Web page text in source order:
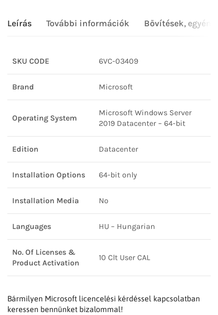
Leírás További információk Bővítések,
SKU CODE 6VC-03409
Brand Microsoft
Operating System
Microsoft Windows Server
2019 Datacenter – 64-bit
Edition Datacenter
Installation Options 64-bit only
Installation Media No
Languages HU – Hungarian
No. Of Licenses &
Product Activation
10 Clt User CAL
Bármilyen Microsoft licencelési kérdéssel kapcsolatban
keressen bennünket bizalommal!